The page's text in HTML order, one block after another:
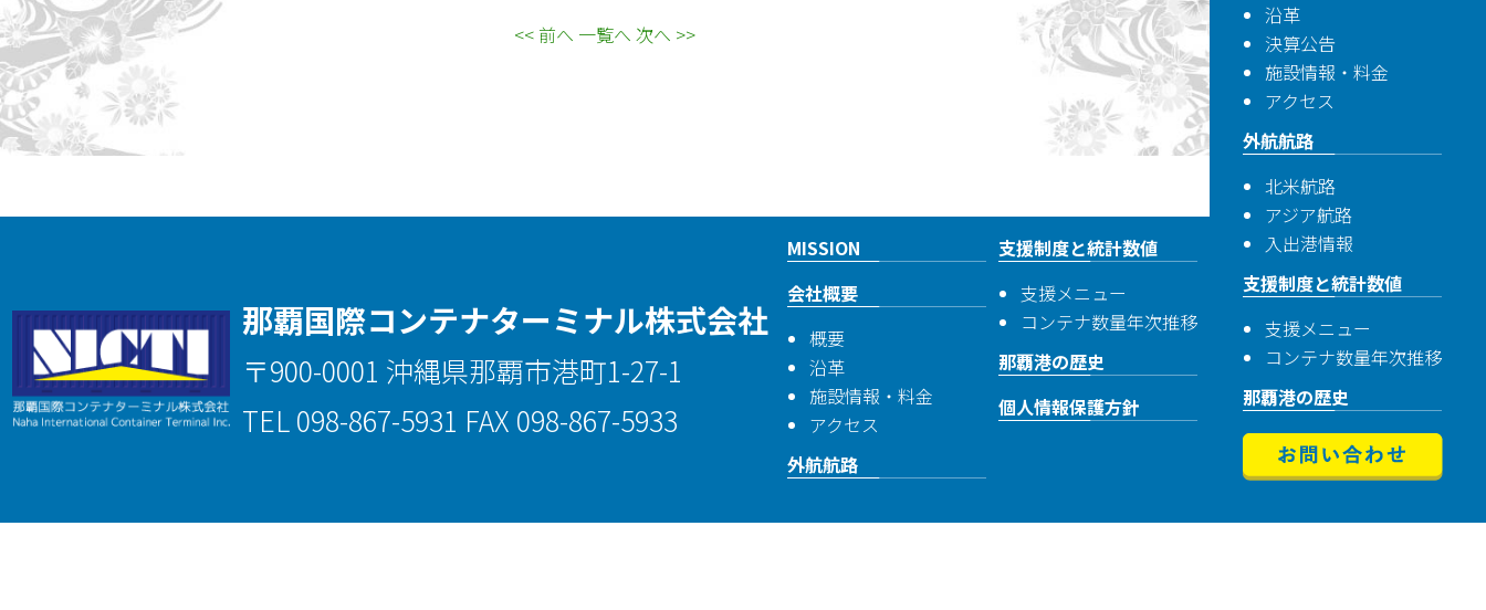
沿革
決算公告
施設情報・料金
アクセス
外航航路
北米航路
アジア航路
入出港情報
支援制度と統計数値
支援メニュー
コンテナ数量年次推移
那覇港の歴史
<< 前へ 一覧へ 次へ >>
那覇国際コンテナターミナル株式会社
〒900-0001 沖縄県那覇市港町1-27-1
TEL 098-867-5931 FAX 098-867-5933
MISSION
会社概要
概要
沿革
施設情報・料金
アクセス
外航航路
支援制度と統計数値
支援メニュー
コンテナ数量年次推移
那覇港の歴史
個人情報保護方針